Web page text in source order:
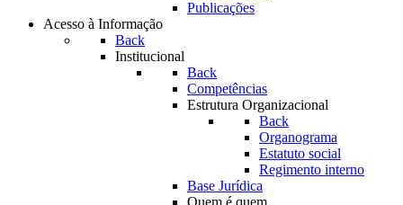
Publicações
Acesso à Informação
Back
Institucional
Back
Competências
Estrutura Organizacional
Back
Organograma
Estatuto social
Regimento interno
Base Jurídica
Quem é quem